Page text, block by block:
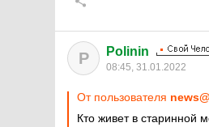
P Polinin
08:45, 31.01.2022
От пользователя
Кто живет в старинной